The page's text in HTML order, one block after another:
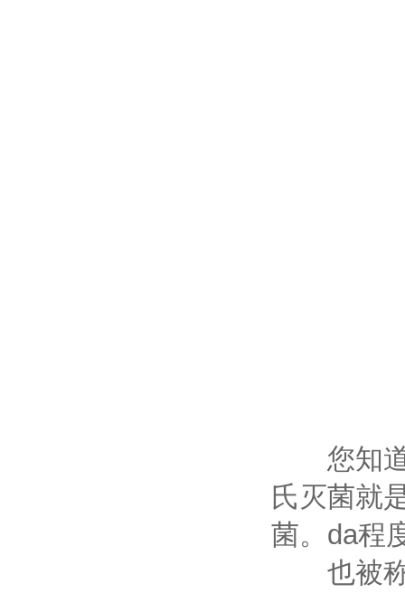
您知道
氏灭菌就
菌。da程
也被称